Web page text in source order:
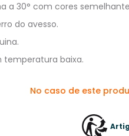
a 30° com cores
do avesso.
temperatura baixa.
No caso de este